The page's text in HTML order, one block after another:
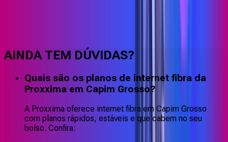
AINDA TEM DÚVIDAS?
Quais são os planos de internet fibra da
Proxxima em Capim Grosso?
A Proxxima oferece internet fibra em Capim Grosso
com planos rápidos, estáveis e que cabem no seu
bolso. Confira: